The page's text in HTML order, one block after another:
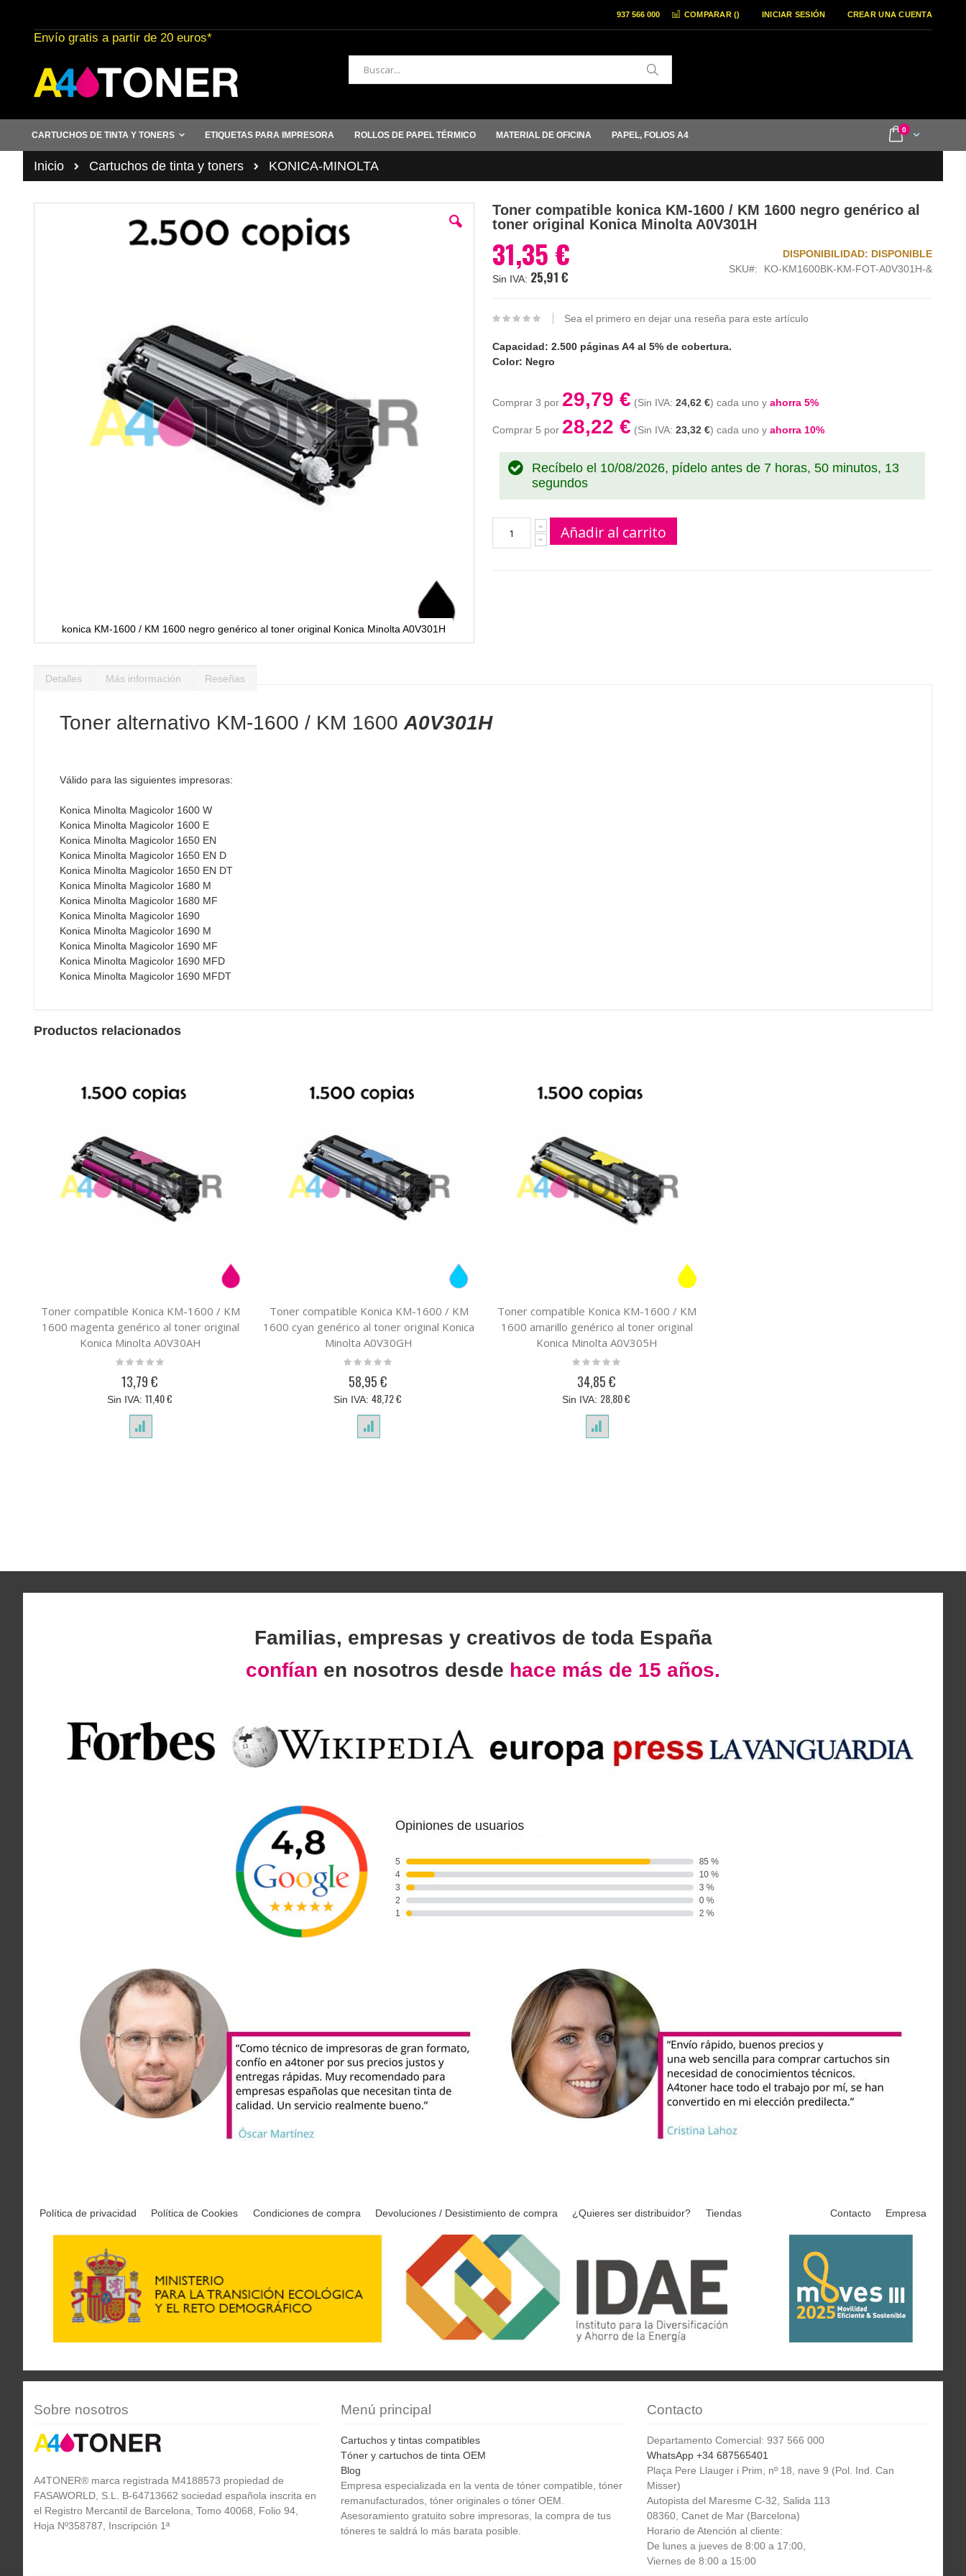
al
contenido
COMPARAR () INICIAR SESIÓN CREAR UNA CUENTA
937 566 000
Envío gratis a partir de 20 euros*
Buscar
Cart
0items
CARTUCHOS DE TINTA Y TONERS ETIQUETAS PARA IMPRESORA ROLLOS DE PAPEL TÉRMICO MATERIAL DE OFICINA PAPEL, FOLIOS A4
Inicio Cartuchos de tinta y toners KONICA-MINOLTA
konica KM-1600 / KM 1600 negro genérico al toner original Konica Minolta A0V301H
comienzo
Toner compatible konica KM-1600 / KM 1600 negro genérico al
toner original Konica Minolta A0V301H
31,35 €
25,91 €
DISPONIBILIDAD: DISPONIBLE
SKU
KO-KM1600BK-KM-FOT-A0V301H-&
Sea el primero en dejar una reseña para este artículo
Capacidad: 2.500 páginas A4 al 5% de cobertura.
Color: Negro
Comprar 3 por 29,79 € 24,62 € cada uno y ahorra 5%
Comprar 5 por 28,22 € 23,32 € cada uno y ahorra 10%
Recíbelo el 10/08/2026, pídelo antes de 7 horas, 50 minutos, 12
segundos
Añadir al carrito
Detalles
Toner alternativo KM-1600 / KM 1600 A0V301H
Válido para las siguientes impresoras:
Konica Minolta Magicolor 1600 W
Konica Minolta Magicolor 1600 E
Konica Minolta Magicolor 1650 EN
Konica Minolta Magicolor 1650 EN D
Konica Minolta Magicolor 1650 EN DT
Konica Minolta Magicolor 1680 M
Konica Minolta Magicolor 1680 MF
Konica Minolta Magicolor 1690
Konica Minolta Magicolor 1690 M
Konica Minolta Magicolor 1690 MF
Konica Minolta Magicolor 1690 MFD
Konica Minolta Magicolor 1690 MFDT
Más información Reseñas
Productos relacionados
Toner compatible Konica KM-1600 / KM
1600 magenta genérico al toner original
Konica Minolta A0V30AH
Rating:
13,79 €
11,40 €
Toner compatible Konica KM-1600 / KM
1600 cyan genérico al toner original Konica
Minolta A0V30GH
Rating:
58,95 €
48,72 €
Toner compatible Konica KM-1600 / KM
1600 amarillo genérico al toner original
Konica Minolta A0V305H
Rating:
34,85 €
28,80 €
Familias, empresas y creativos de toda España
confían en nosotros desde hace más de 15 años.
Política de privacidad Política de Cookies Condiciones de compra Devoluciones / Desistimiento de compra ¿Quieres ser distribuidor? Tiendas Contacto Empresa
Sobre nosotros
A4TONER® marca registrada M4188573 propiedad de
FASAWORLD, S.L. B-64713662 sociedad española inscrita en
el Registro Mercantil de Barcelona, Tomo 40068, Folio 94,
Hoja Nº358787, Inscripción 1ª
Menú principal
Cartuchos y tintas compatibles
Tóner y cartuchos de tinta OEM
Blog
Empresa especializada en la venta de tóner compatible, tóner
remanufacturados, tóner originales o tóner OEM.
Asesoramiento gratuito sobre impresoras, la compra de tus
tóneres te saldrá lo más barata posible.
Contacto
Departamento Comercial: 937 566 000
WhatsApp +34 687565401
Plaça Pere Llauger i Prim, nº 18, nave 9 (Pol. Ind. Can
Misser)
Autopista del Maresme C-32, Salida 113
08360, Canet de Mar (Barcelona)
Horario de Atención al cliente:
De lunes a jueves de 8:00 a 17:00,
Viernes de 8:00 a 15:00